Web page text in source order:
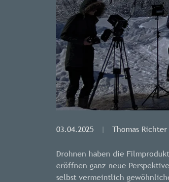
03.04.2025 | Thomas Richter
Drohnen haben die
eröffnen ganz neue
selbst vermeintlich